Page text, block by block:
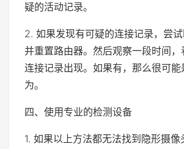
疑的活动记录。
2. 如果发现有可疑的连接记录，尝
并重置路由器。然后观察一段时间
连接记录出现。如果有，那么很可
为。
四、使用专业的检测设备
1. 如果以上方法都无法找到隐形摄